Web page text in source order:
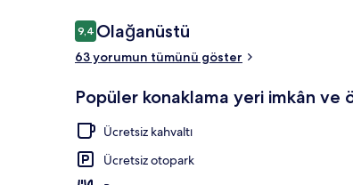
Yorumlar
9,49,4/10
Olağanüstü
63 yorumun tümünü göster
Popüler konaklama yeri imkân ve
Ücretsiz kahvaltı
Ücretsiz otopark